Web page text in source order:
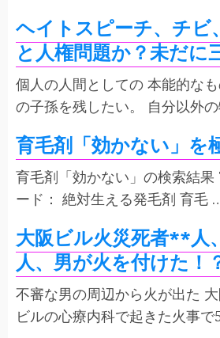
ヘイトスピーチ、チビ
と人権問題か？未だに
個人の人間としての 本能的な
の子孫を残したい。 自分以外
育毛剤「効かない」を
育毛剤「効かない」の検索結果
ード： 絶対生える発毛剤 育毛
大阪ビル火災死者**
人、男が火を付けた！
不審な男の周辺から火が出た
ビルの心療内科で起きた火事